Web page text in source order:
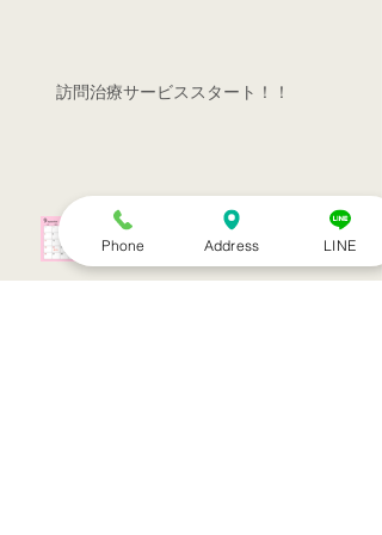
訪問治療サービススタート！！
シルバーウィークのお知らせ
Phone Address LINE